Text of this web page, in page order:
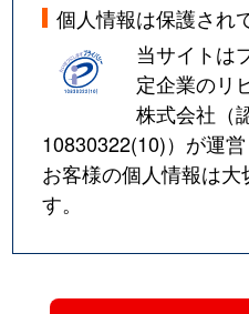
個人情報は保護され
当サイトは
定企業のリ
株式会社（
10830322(10)）が運営
お客様の個人情報は大
す。